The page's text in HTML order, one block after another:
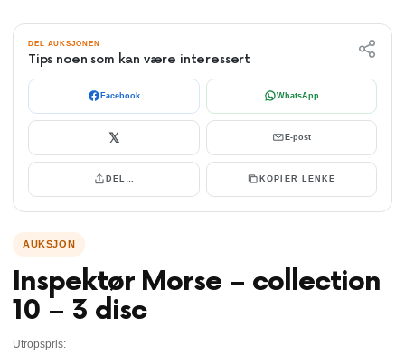
DEL AUKSJONEN
Tips noen som kan være interessert
Facebook WhatsApp
𝕏 E-post
DEL… KOPIER LENKE
Inspektør Morse – collection
10 – 3 disc
Utropspris: